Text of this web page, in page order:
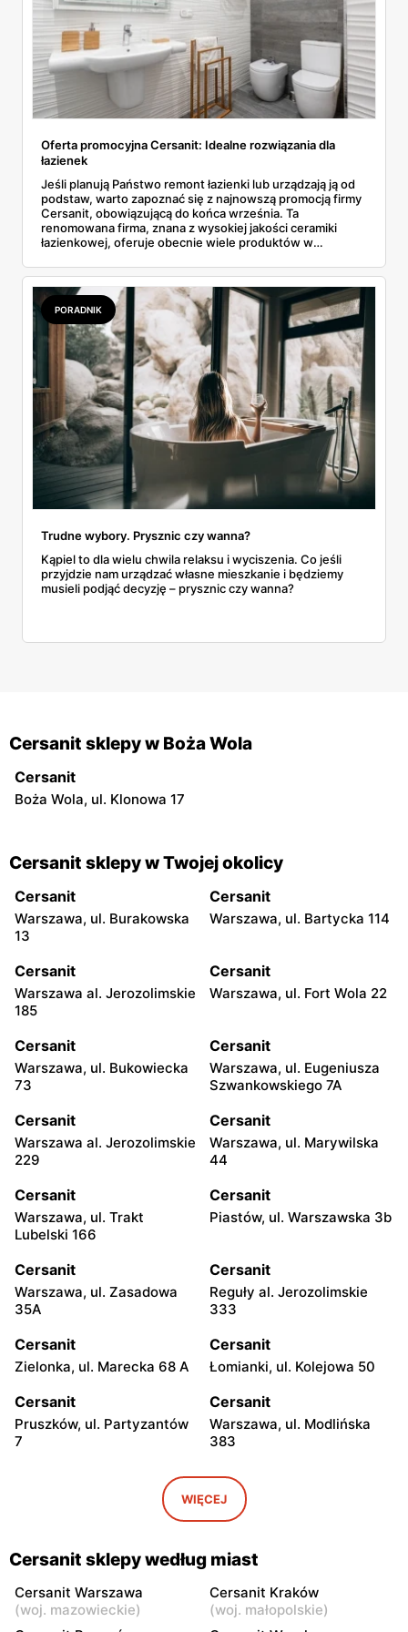
Oferta promocyjna Cersanit: Idealne rozwiązania dla
łazienek
Jeśli planują Państwo remont łazienki lub urządzają ją od
podstaw, warto zapoznać się z najnowszą promocją firmy
Cersanit, obowiązującą do końca września. Ta
renomowana firma, znana z wysokiej jakości ceramiki
łazienkowej, oferuje obecnie wiele produktów w
Państwo wszystko, co niezbędne do stworzenia
nowoczesnej, funkcjonalnej łazienki - od płytek, przez
umywalki i wanny, aż po zestawy podtynkowe i spłuczki.
Poniżej przedstawiamy szczegóły kilku najciekawszych
propozycji.
PORADNIK
Trudne wybory. Prysznic czy wanna?
​​​​​​​Kąpiel to dla wielu chwila relaksu i wyciszenia. Co jeśli
przyjdzie nam urządzać własne mieszkanie i będziemy
musieli podjąć decyzję – prysznic czy wanna?
Cersanit sklepy w Boża Wola
Cersanit
Boża Wola, ul. Klonowa 17
Cersanit sklepy w Twojej okolicy
Cersanit
Warszawa, ul. Burakowska
13
Cersanit
Warszawa, ul. Bartycka 114
Cersanit
Warszawa al. Jerozolimskie
185
Cersanit
Warszawa, ul. Fort Wola 22
Cersanit
Warszawa, ul. Bukowiecka
73
Cersanit
Warszawa, ul. Eugeniusza
Szwankowskiego 7A
Cersanit
Warszawa al. Jerozolimskie
229
Cersanit
Warszawa, ul. Marywilska
44
Cersanit
Warszawa, ul. Trakt
Lubelski 166
Cersanit
Piastów, ul. Warszawska 3b
Cersanit
Warszawa, ul. Zasadowa
35A
Cersanit
Reguły al. Jerozolimskie
333
Cersanit
Zielonka, ul. Marecka 68 A
Cersanit
Łomianki, ul. Kolejowa 50
Cersanit
Pruszków, ul. Partyzantów
7
Cersanit
Warszawa, ul. Modlińska
383
Ożarów Mazowiecki, ul.
Cersanit
Pruszków Al. Jerozolimskie
451
Cersanit
Kobyłka, ul. Nadarzyńska
124
Cersanit
75
Cersanit Cersanit
WIĘCEJ
Cersanit sklepy według miast
Cersanit Warszawa
(woj. mazowieckie)
Cersanit Kraków
(woj. małopolskie)